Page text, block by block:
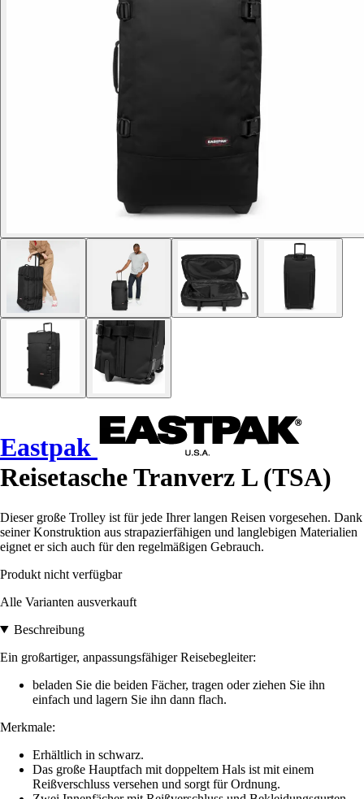
Eastpak
Reisetasche Tranverz L (TSA)
Dieser große Trolley ist für jede Ihrer langen Reisen vorgesehen. Dank
seiner Konstruktion aus strapazierfähigen und langlebigen Materialien
eignet er sich auch für den regelmäßigen Gebrauch.
Produkt nicht verfügbar
Alle Varianten ausverkauft
Beschreibung
Ein großartiger, anpassungsfähiger Reisebegleiter:
beladen Sie die beiden Fächer, tragen oder ziehen Sie ihn
einfach und lagern Sie ihn dann flach.
Merkmale:
Erhältlich in schwarz.
Das große Hauptfach mit doppeltem Hals ist mit einem
Reißverschluss versehen und sorgt für Ordnung.